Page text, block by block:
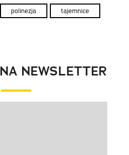
polinezja tajemnice
NEWSLETTER